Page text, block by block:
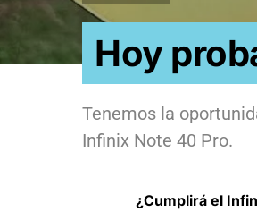
Hoy
Tenemos la
Infinix Note 40 Pro.
¿Cumplirá el